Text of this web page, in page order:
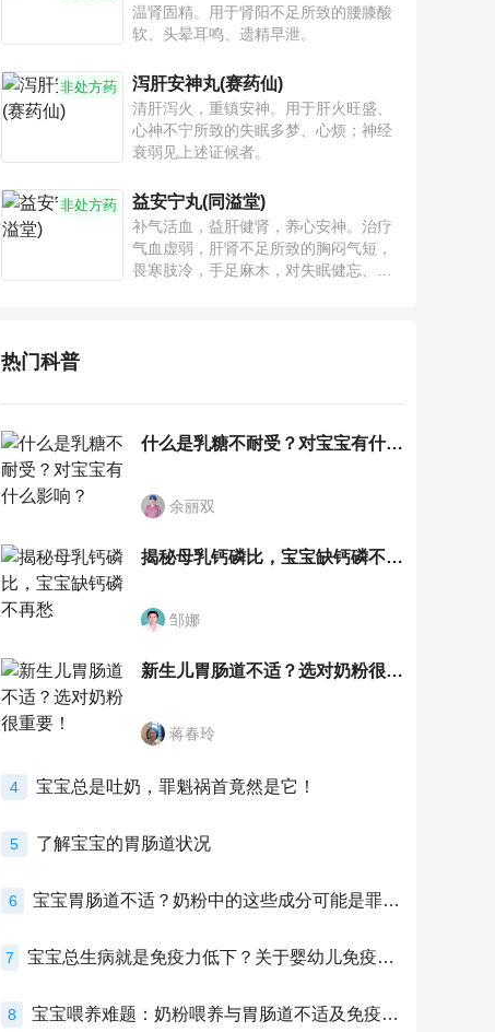
温肾固精。用于肾阳不足所致的腰膝酸
软、头晕耳鸣、遗精早泄。
非处方药 泻肝安神丸(赛药仙)
清肝泻火，重镇安神。用于肝火旺盛、
心神不宁所致的失眠多梦、心烦；神经
衰弱见上述证候者。
非处方药 益安宁丸(同溢堂)
补气活血，益肝健肾，养心安神。治疗
气血虚弱，肝肾不足所致的胸闷气短，
畏寒肢冷，手足麻木，对失眠健忘、神
热门科普
什么是乳糖不耐受？对宝宝有什么影响？
余丽双
揭秘母乳钙磷比，宝宝缺钙磷不再愁
邹娜
新生儿胃肠道不适？选对奶粉很重要！
蒋春玲
4 宝宝总是吐奶，罪魁祸首竟然是它！
5 了解宝宝的胃肠道状况
6 宝宝胃肠道不适？奶粉中的这些成分可能是罪魁祸首！
7 宝宝总生病就是免疫力低下？关于婴幼儿免疫力的真相，家长必须了解！
8 宝宝喂养难题：奶粉喂养与胃肠道不适及免疫力提升的奥秘